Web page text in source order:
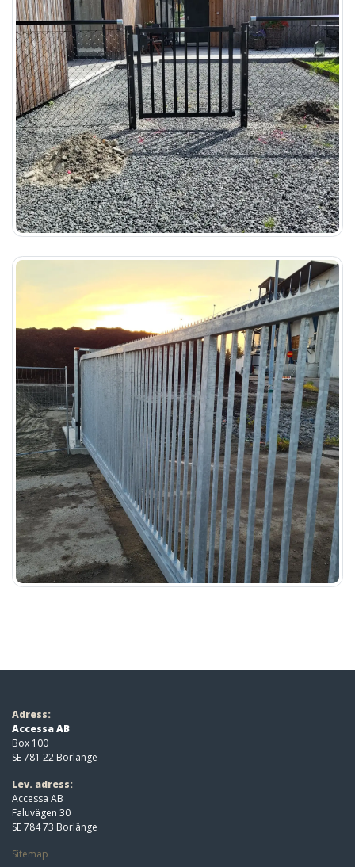
Adress:
Accessa AB
Box 100
SE 781 22 Borlänge
Lev. adress:
Accessa AB
Faluvägen 30
SE 784 73 Borlänge
Sitemap